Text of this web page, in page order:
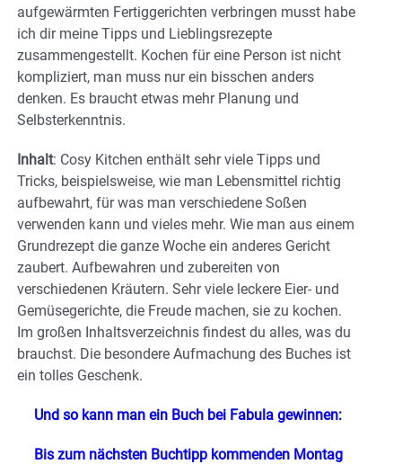
aufgewärmten Fertiggerichten verbringen musst habe
ich dir meine Tipps und Lieblingsrezepte
zusammengestellt. Kochen für eine Person ist nicht
kompliziert, man muss nur ein bisschen anders
denken. Es braucht etwas mehr Planung und
Selbsterkenntnis.
Inhalt: Cosy Kitchen enthält sehr viele Tipps und
Tricks, beispielsweise, wie man Lebensmittel richtig
aufbewahrt, für was man verschiedene Soßen
verwenden kann und vieles mehr. Wie man aus einem
Grundrezept die ganze Woche ein anderes Gericht
zaubert. Aufbewahren und zubereiten von
verschiedenen Kräutern. Sehr viele leckere Eier- und
Gemüsegerichte, die Freude machen, sie zu kochen.
Im großen Inhaltsverzeichnis findest du alles, was du
brauchst. Die besondere Aufmachung des Buches ist
ein tolles Geschenk.
Und so kann man ein Buch bei Fabula gewinnen:
Bis zum nächsten Buchtipp kommenden Montag